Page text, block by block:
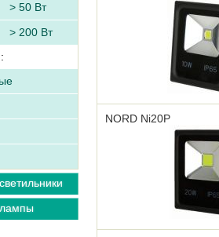
50 Вт
200 Вт
NORD Ni20P